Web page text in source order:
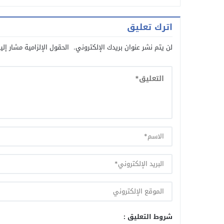
اترك تعليق
لن يتم نشر عنوان بريدك الإلكتروني. الحقول الإلزامية مشار
شروط التعليق :